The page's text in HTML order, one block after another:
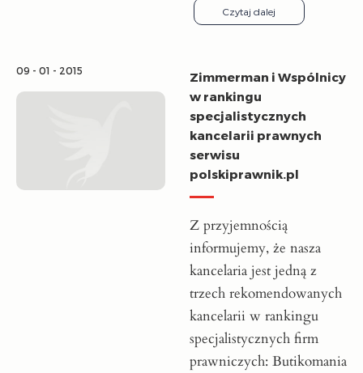
Czytaj dalej
09 - 01 - 2015
Zimmerman i Wspólnicy
w rankingu
specjalistycznych
kancelarii prawnych
serwisu
polskiprawnik.pl
Z przyjemnością
informujemy, że nasza
kancelaria jest jedną z
trzech rekomendowanych
kancelarii w rankingu
specjalistycznych firm
prawniczych: Butikomania